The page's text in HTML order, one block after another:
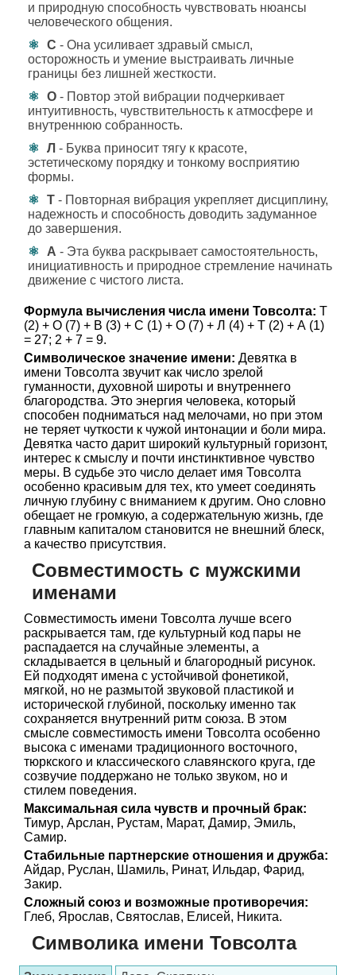
и природную способность чувствовать нюансы
человеческого общения.
С - Она усиливает здравый смысл,
осторожность и умение выстраивать личные
границы без лишней жесткости.
О - Повтор этой вибрации подчеркивает
интуитивность, чувствительность к атмосфере и
внутреннюю собранность.
Л - Буква приносит тягу к красоте,
эстетическому порядку и тонкому восприятию
формы.
Т - Повторная вибрация укрепляет дисциплину,
надежность и способность доводить задуманное
до завершения.
А - Эта буква раскрывает самостоятельность,
инициативность и природное стремление начинать
движение с чистого листа.
Формула вычисления числа имени Товсолта: Т
(2) + О (7) + В (3) + С (1) + О (7) + Л (4) + Т (2) + А (1)
= 27; 2 + 7 = 9.
Символическое значение имени: Девятка в
имени Товсолта звучит как число зрелой
гуманности, духовной широты и внутреннего
благородства. Это энергия человека, который
способен подниматься над мелочами, но при этом
не теряет чуткости к чужой интонации и боли мира.
Девятка часто дарит широкий культурный горизонт,
интерес к смыслу и почти инстинктивное чувство
меры. В судьбе это число делает имя Товсолта
особенно красивым для тех, кто умеет соединять
личную глубину с вниманием к другим. Оно словно
обещает не громкую, а содержательную жизнь, где
главным капиталом становится не внешний блеск,
а качество присутствия.
Совместимость с мужскими
именами
Совместимость имени Товсолта лучше всего
раскрывается там, где культурный код пары не
распадается на случайные элементы, а
складывается в цельный и благородный рисунок.
Ей подходят имена с устойчивой фонетикой,
мягкой, но не размытой звуковой пластикой и
исторической глубиной, поскольку именно так
сохраняется внутренний ритм союза. В этом
смысле совместимость имени Товсолта особенно
высока с именами традиционного восточного,
тюркского и классического славянского круга, где
созвучие поддержано не только звуком, но и
стилем поведения.
Максимальная сила чувств и прочный брак:
Тимур, Арслан, Рустам, Марат, Дамир, Эмиль,
Самир.
Стабильные партнерские отношения и дружба:
Айдар, Руслан, Шамиль, Ринат, Ильдар, Фарид,
Закир.
Сложный союз и возможные противоречия:
Глеб, Ярослав, Святослав, Елисей, Никита.
Символика имени Товсолта